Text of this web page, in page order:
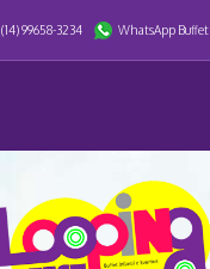
(14) 99658-3234 WhatsApp Buffet